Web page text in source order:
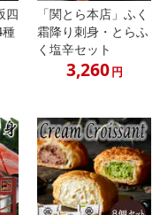
、AEON Pay、Amazon
イトへ遷移します。
四
「関とら本店」ふく
霜降り刺身・とらふ
く塩辛セット
3,260円